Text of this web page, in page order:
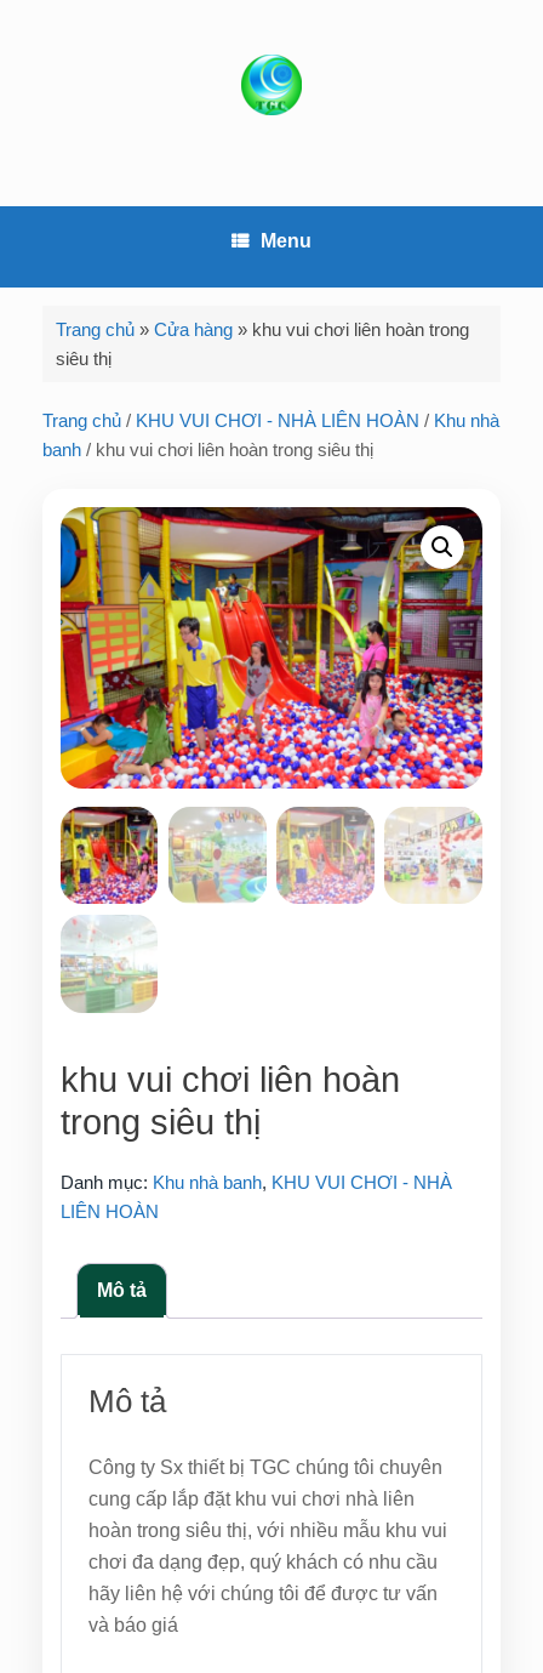
Menu
Trang chủ »Cửa hàng » khu vui chơi liên hoàn trong
siêu thị
Trang chủ / KHU VUI CHƠI - NHÀ LIÊN HOÀN / Khu nhà
banh / khu vui chơi liên hoàn trong siêu thị
khu vui chơi liên hoàn
trong siêu thị
Danh mục: Khu nhà banh, KHU VUI CHƠI - NHÀ
LIÊN HOÀN
Mô tả
Mô tả
Công ty Sx thiết bị TGC chúng tôi chuyên
cung cấp lắp đặt khu vui chơi nhà liên
hoàn trong siêu thị, với nhiều mẫu khu vui
chơi đa dạng đẹp, quý khách có nhu cầu
hãy liên hệ với chúng tôi để được tư vấn
và báo giá